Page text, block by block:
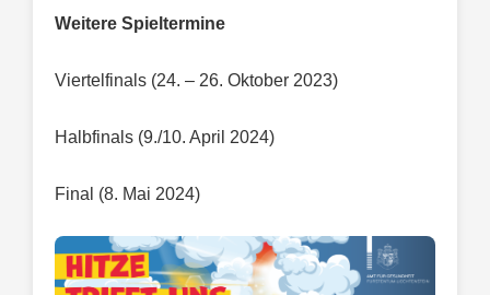
Weitere Spieltermine
Viertelfinals (24. – 26. Oktober 2023)
Halbfinals (9./10. April 2024)
Final (8. Mai 2024)